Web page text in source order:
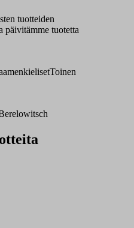
tuotteiden
päivitämme tuotetta
Toinen